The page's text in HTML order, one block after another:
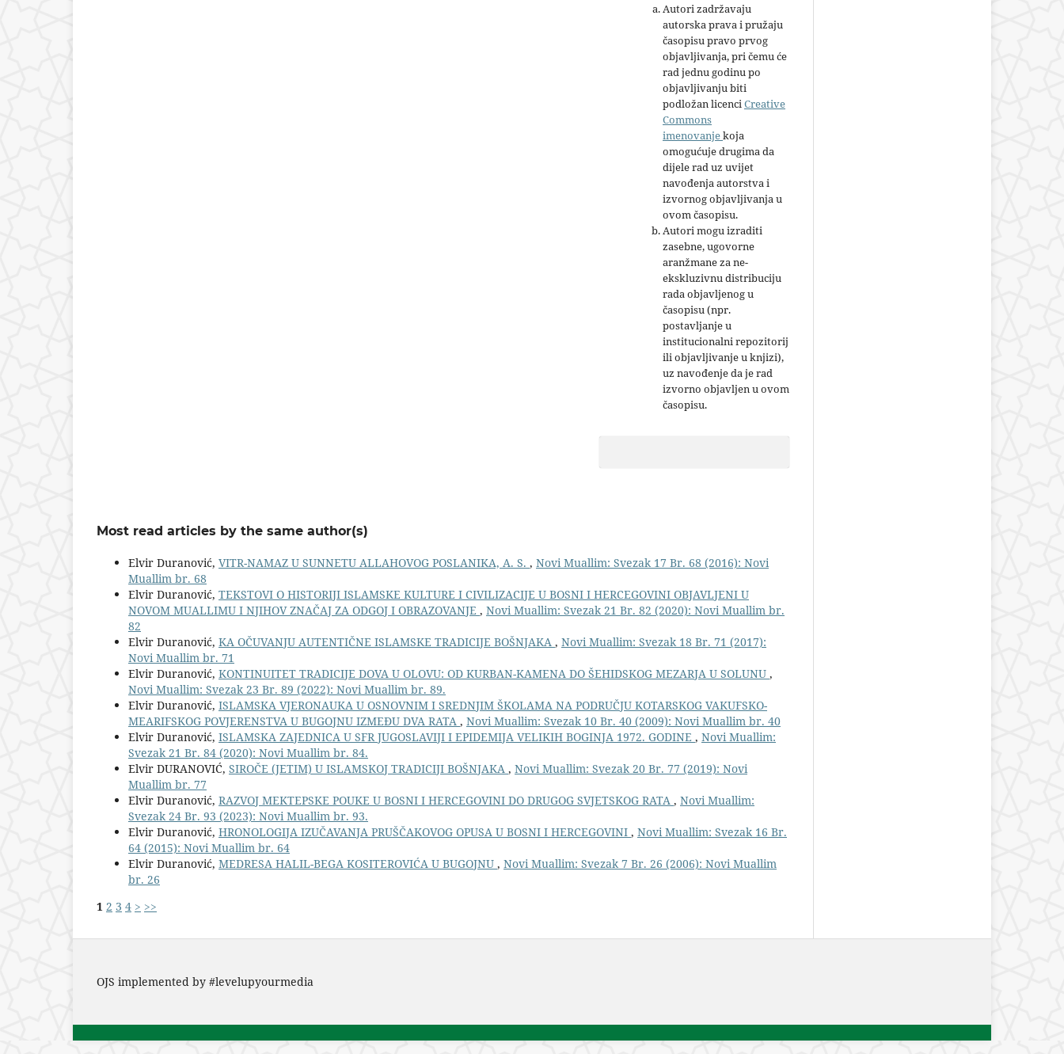
Autori zadržavaju
autorska prava i pružaju
časopisu pravo prvog
objavljivanja, pri čemu će
rad jednu godinu po
objavljivanju biti
podložan licenciCreative
Commons
imenovanjekoja
omogućuje drugima da
dijele rad uz uvijet
navođenja autorstva i
izvornog objavljivanja u
ovom časopisu.
Autori mogu izraditi
zasebne, ugovorne
aranžmane za ne-
ekskluzivnu distribuciju
rada objavljenog u
časopisu (npr.
postavljanje u
institucionalni repozitorij
ili objavljivanje u knjizi),
uz navođenje da je rad
izvorno objavljen u ovom
časopisu.
Most read articles by the same author(s)
Elvir Duranović, VITR-NAMAZ U SUNNETU ALLAHOVOG POSLANIKA, A. S. , Novi Muallim: Svezak 17 Br. 68 (2016): Novi
Muallim br. 68
Elvir Duranović, TEKSTOVI O HISTORIJI ISLAMSKE KULTURE I CIVILIZACIJE U BOSNI I HERCEGOVINI OBJAVLJENI U
NOVOM MUALLIMU I NJIHOV ZNAČAJ ZA ODGOJ I OBRAZOVANJE , Novi Muallim: Svezak 21 Br. 82 (2020): Novi Muallim br.
82
Elvir Duranović, KA OČUVANJU AUTENTIČNE ISLAMSKE TRADICIJE BOŠNJAKA , Novi Muallim: Svezak 18 Br. 71 (2017):
Novi Muallim br. 71
Elvir Duranović, KONTINUITET TRADICIJE DOVA U OLOVU: OD KURBAN-KAMENA DO ŠEHIDSKOG MEZARJA U SOLUNU ,
Novi Muallim: Svezak 23 Br. 89 (2022): Novi Muallim br. 89.
Elvir Duranović, ISLAMSKA VJERONAUKA U OSNOVNIM I SREDNJIM ŠKOLAMA NA PODRUČJU KOTARSKOG VAKUFSKO-
MEARIFSKOG POVJERENSTVA U BUGOJNU IZMEĐU DVA RATA , Novi Muallim: Svezak 10 Br. 40 (2009): Novi Muallim br. 40
Elvir Duranović, ISLAMSKA ZAJEDNICA U SFR JUGOSLAVIJI I EPIDEMIJA VELIKIH BOGINJA 1972. GODINE , Novi Muallim:
Svezak 21 Br. 84 (2020): Novi Muallim br. 84.
Elvir DURANOVIĆ, SIROČE (JETIM) U ISLAMSKOJ TRADICIJI BOŠNJAKA , Novi Muallim: Svezak 20 Br. 77 (2019): Novi
Muallim br. 77
Elvir Duranović, RAZVOJ MEKTEPSKE POUKE U BOSNI I HERCEGOVINI DO DRUGOG SVJETSKOG RATA , Novi Muallim:
Svezak 24 Br. 93 (2023): Novi Muallim br. 93.
Elvir Duranović, HRONOLOGIJA IZUČAVANJA PRUŠČAKOVOG OPUSA U BOSNI I HERCEGOVINI , Novi Muallim: Svezak 16 Br.
64 (2015): Novi Muallim br. 64
Elvir Duranović, MEDRESA HALIL-BEGA KOSITEROVIĆA U BUGOJNU , Novi Muallim: Svezak 7 Br. 26 (2006): Novi Muallim
br. 26
1 2 3 4 > >>
OJS implemented by #levelupyourmedia